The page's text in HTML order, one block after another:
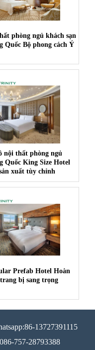
phòng ngủ khách sạn
Quốc Bộ phong cách Ý
nội thất phòng ngủ
Quốc King Size Hotel
xuất tùy chỉnh
Prefab Hotel Hoàn
bị sang trọng
13727391115
757-28793388